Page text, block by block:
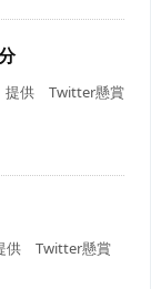
供 Twitter懸賞
供 Twitter懸賞